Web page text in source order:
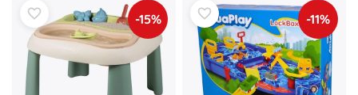
-15% -11%